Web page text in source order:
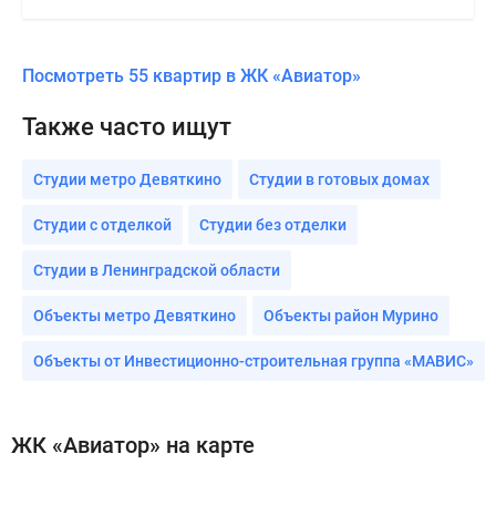
Посмотреть 55 квартир в ЖК «Авиатор»
Также часто ищут
Студии метро Девяткино Студии в готовых домах
Студии с отделкой Студии без отделки
Студии в Ленинградской области
Объекты метро Девяткино Объекты район Мурино
Объекты от Инвестиционно-строительная группа «МАВИС»
ЖК «Авиатор» на карте